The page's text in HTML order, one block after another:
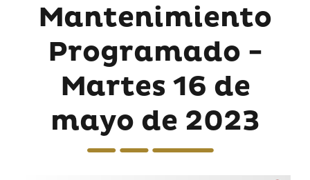
Mantenimiento
Programado -
Martes 16 de
mayo de 2023